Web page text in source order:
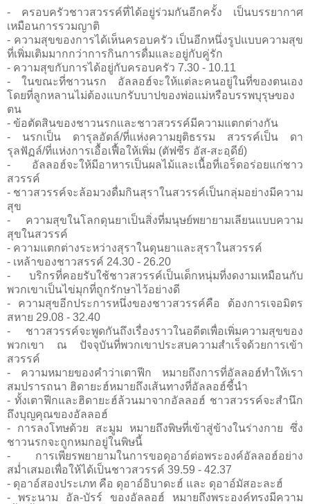
- ครอบครัวชาวสวรรค์ที่ได้อยู่ร่วมกันอีกครั้ง เป็นบรรยากาศ
เหมือนการรวมญาติ
- ความสุขของการได้เห็นครอบครัว เป็นอีกหนึ่งรูปแบบความสุข
ที่เพิ่มเติมมากกว่าการกินการดื่มและอยู่กับคู่รัก
- ความสุขกับการได้อยู่กับครอบครัว 7.30 - 10.11
- ในขณะที่ชาวนรก อัลลอฮ์จะให้แต่ละคนอยู่ในที่ของตนเอง
โดยที่ลูกหลานไม่ต้องแบกรับบาปของพ่อแม่หรือบรรพบุรุษของ
ตน
- ข้อตัดสินของชาวนรกและชาวสวรรค์มีความแตกต่างกัน
- นรกเป็น ดารุลอัดล์/ที่แห่งความยุติธรรม สวรรค์เป็น ดา
รุลฟัฏล์/ที่แห่งการเอื้อเฟื้อให้เพิ่ม (ตัฟซีร อัส-สะอฺดีย์)
- อัลลอฮ์จะให้มีอาหารเป็นผลไม้และเนื้อที่เอร็ดอร่อยแก่ชาว
สวรรค์
- ชาวสวรรค์จะล้อมวงดื่มกินสุราในสวรรค์เป็นกลุ่มอย่างมีความ
สุข
- ความสุขในโลกดุนยาเป็นสิ่งที่มนุษย์พยายามเลียนแบบความ
สุขในสวรรค์
- ความแตกต่างระหว่างสุราในดุนยาและสุราในสวรรค์
- เหล้าของชาวสรรค์ 24.30 - 26.20
- บริกรที่คอยรับใช้ชาวสวรรค์เป็นเด็กหนุ่มที่งดงามเหมือนกับ
พวกเขาเป็นไข่มุกที่ถูกรักษาไว้อย่างดี
- ความสุขอีกประการหนึ่งของชาวสวรรค์คือ ต้องการเจอมิตร
สหาย 29.08 - 32.40
- ชาวสวรรค์จะพูดกันถึงเรื่องราวในอดีตเพื่อเพิ่มความสุขของ
พวกเขา ณ ปัจจุบันที่พวกเขาประสบความสำเร็จด้วยการเข้า
สวรรค์
- ความหมายของคำว่าเตาฟีก หมายถึงการที่อัลลอฮ์ทำให้เรา
สมปรารถนา ฮิดายะฮ์หมายถึงเส้นทางที่อัลลอฮ์ชี้นำ
- ทั้งเตาฟีกและฮิดายะฮ์ล้วนมาจากอัลลอฮ์ ชาวสวรรค์จะสำนึก
ถึงบุญคุณของอัลลอฮ์
- การลงโทษด้วย สะมูม หมายถึงพิษที่เข้าสู่ข้างในร่างกาย ซึ่ง
ชาวนรกจะถูกหมกอยู่ในพิษนี้
- การเพียรพยายามในการขอดุอาอ์ต่อพระองค์อัลลอฮ์อย่าง
สม่ำเสมอเพื่อให้ได้เป็นชาวสวรรค์ 39.59 - 42.37
- ดุอาอ์สองประเภท คือ ดุอาอ์อิบาดะฮ์ และ ดุอาอ์มัสอะละฮ์
- พระนาม อัล-บัรร์ ของอัลลอฮ์ หมายถึงพระองค์ทรงมีความ